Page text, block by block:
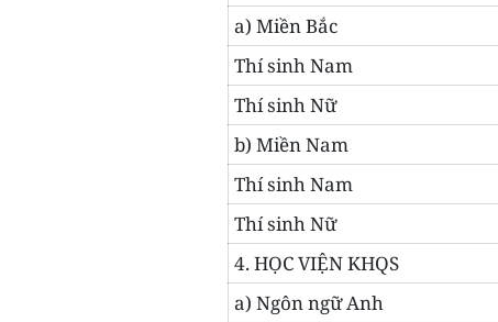
a) Miền Bắc
Thí sinh Nam
Thí sinh Nữ
b) Miền Nam
Thí sinh Nam
Thí sinh Nữ
4. HỌC VIỆN KHQS
a) Ngôn ngữ Anh